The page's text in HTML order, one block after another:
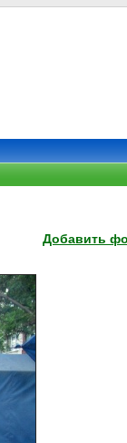
Добавить